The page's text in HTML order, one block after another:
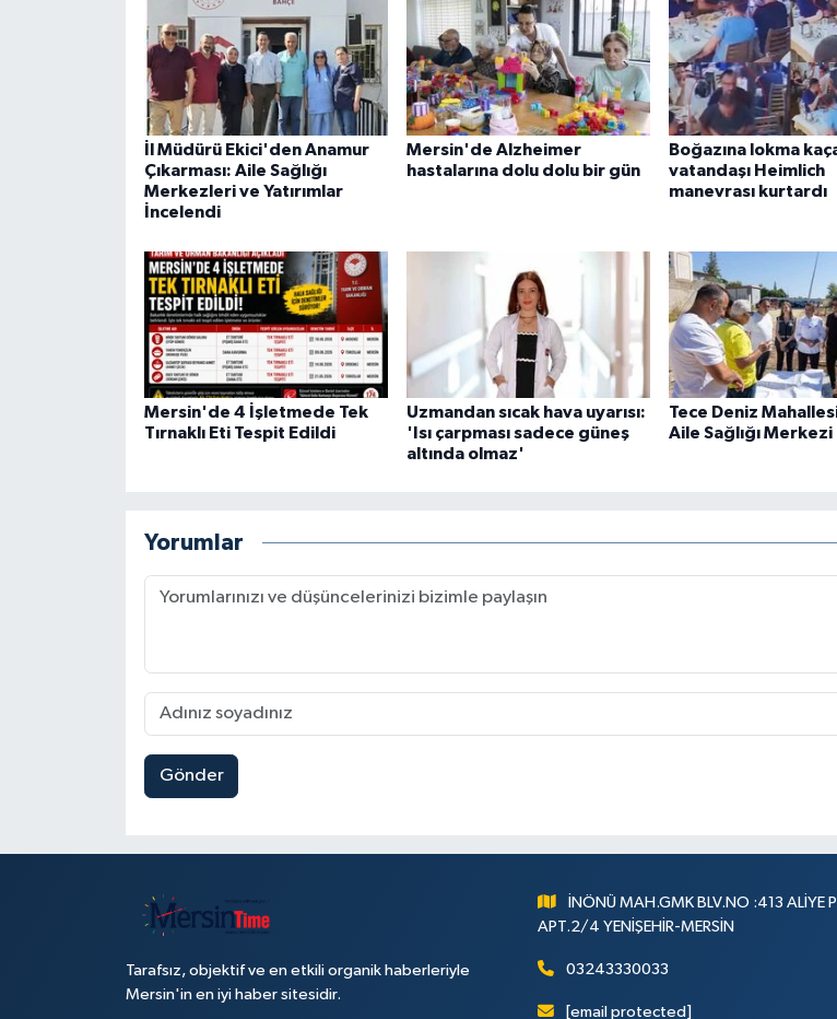
İl Müdürü Ekici'den Anamur
Çıkarması: Aile Sağlığı
Merkezleri ve Yatırımlar
İncelendi
Mersin'de Alzheimer
hastalarına dolu dolu bir gün
Boğazına lokma
vatandaşı Heimlich
manevrası kurtardı
Mersin'de 4 İşletmede Tek
Tırnaklı Eti Tespit Edildi
Uzmandan sıcak hava uyarısı:
'Isı çarpması sadece güneş
altında olmaz'
Tece Deniz
Aile Sağlığı
Yorumlar
Gönder
Tarafsız, objektif ve en etkili organik haberleriyle
Mersin'in en iyi haber sitesidir.
İNÖNÜ MAH.GMK BLV.NO :413 ALİYE
APT.2/4 YENİŞEHİR-MERSİN
03243330033
[email protected]